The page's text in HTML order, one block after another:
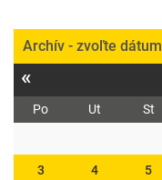
Archív - zvoľte dátum
«
Po Ut St
3 4 5